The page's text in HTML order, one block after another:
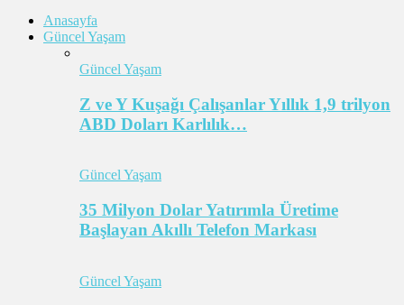
Anasayfa
Güncel Yaşam
Güncel Yaşam
Z ve Y Kuşağı Çalışanlar Yıllık 1,9 trilyon
ABD Doları Karlılık…
Güncel Yaşam
35 Milyon Dolar Yatırımla Üretime
Başlayan Akıllı Telefon Markası
Güncel Yaşam